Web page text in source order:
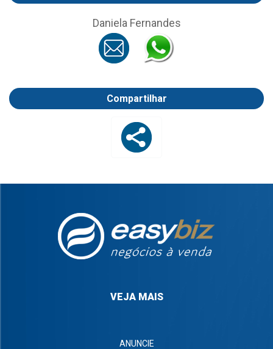
Daniela Fernandes
Compartilhar
VEJA MAIS
ANUNCIE